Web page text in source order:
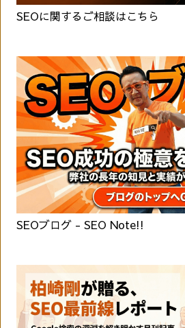
SEOに関するご相談はこちら
SEOブログ - SEO Note!!